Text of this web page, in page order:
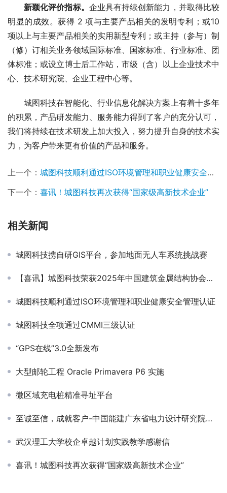
新颖化评价指标。 企业具有持续创新能力，并取得比较
明显的成效。获得 2 项与主要产品相关的发明专利；或10
项以上与主要产品相关的实用新型专利；或主持（参与）制
（修）订相关业务领域国际标准、国家标准、行业标准、团
体标准；或设立博士后工作站，市级（含）以上企业技术中
心、技术研究院、企业工程中心等。
城图科技在智能化、行业信息化解决方案上有着十多年
的积累，产品研发能力、服务能力得到了客户的充分认可，
我们将持续在技术研发上加大投入，努力提升自身的技术实
力，为客户带来更有价值的产品和服务。
上一个： 城图科技顺利通过ISO环境管理和职业健康安全管理认证
下一个： 喜讯！城图科技再次获得“国家级高新技术企业”
相关新闻
城图科技携自研GIS平台，参加地面无人车系统挑战赛
【喜讯】城图科技荣获2025年中国建筑金属结构协会科学技术奖
城图科技顺利通过ISO环境管理和职业健康安全管理认证
城图科技全项通过CMMI三级认证
“GPS在线”3.0全新发布
大型邮轮工程 Oracle Primavera P6 实施
微区域充电桩精准寻址平台
至诚至信，成就客户-中国能建广东省电力设计研究院有限公司感谢信
武汉理工大学校企卓越计划实践教学感谢信
喜讯！城图科技再次获得“国家级高新技术企业”